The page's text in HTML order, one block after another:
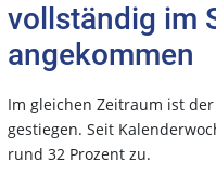
vollständig im
angekommen
Im gleichen Zeitraum ist
gestiegen. Seit
rund 32 Prozent zu.